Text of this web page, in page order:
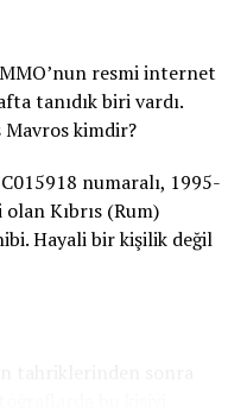
resmi internet
tanıdık biri vardı.
Mavros kimdir?
numaralı, 1995-
Kıbrıs (Rum)
Hayali bir kişilik değil